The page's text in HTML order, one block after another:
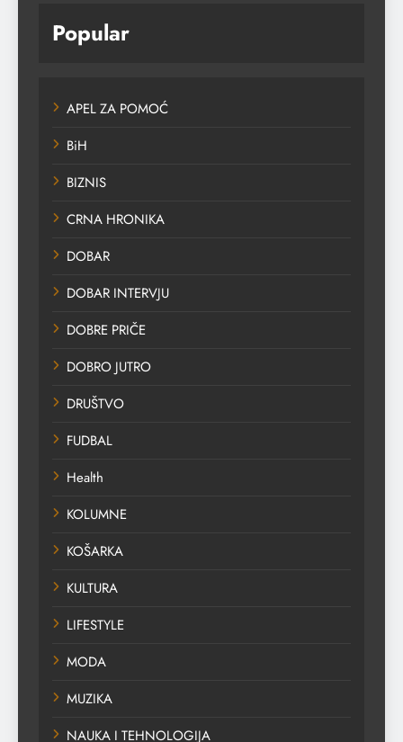
Popular
APEL ZA POMOĆ
BiH
BIZNIS
CRNA HRONIKA
DOBAR
DOBAR INTERVJU
DOBRE PRIČE
DOBRO JUTRO
DRUŠTVO
FUDBAL
Health
KOLUMNE
KOŠARKA
KULTURA
LIFESTYLE
MODA
MUZIKA
NAUKA I TEHNOLOGIJA